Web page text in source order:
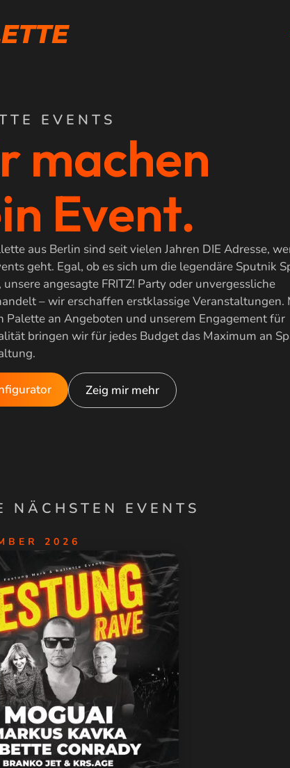
EVENTS
machen
Event.
aus Berlin sind seit vielen Jahren DIE Adresse,
geht. Egal, ob es sich um die legendäre Sputnik
unsere angesagte FRITZ! Party oder unvergessliche
– wir erschaffen erstklassige Veranstaltungen.
Palette an Angeboten und unserem Engagement für
bringen wir für jedes Budget das Maximum an
Zeig mir mehr
NÄCHSTEN EVENTS
2026